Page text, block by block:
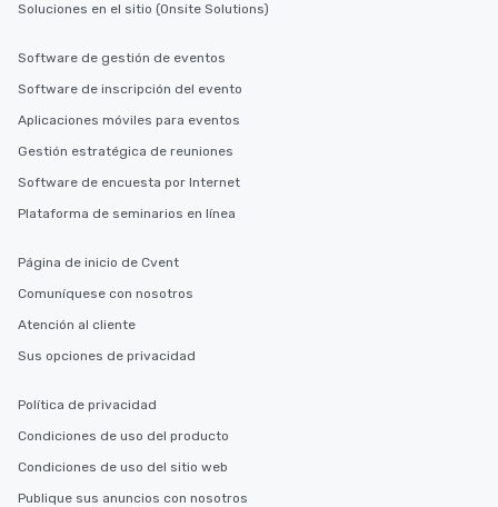
Soluciones en el sitio (Onsite Solutions)
Software de gestión de eventos
Software de inscripción del evento
Aplicaciones móviles para eventos
Gestión estratégica de reuniones
Software de encuesta por Internet
Plataforma de seminarios en línea
Página de inicio de Cvent
Comuníquese con nosotros
Atención al cliente
Sus opciones de privacidad
Política de privacidad
Condiciones de uso del producto
Condiciones de uso del sitio web
Publique sus anuncios con nosotros